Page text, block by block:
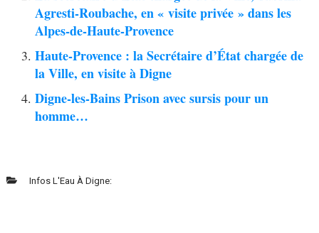
Agresti-Roubache, en « visite privée » dans les
Alpes-de-Haute-Provence
Haute-Provence : la Secrétaire d’État chargée de
la Ville, en visite à Digne
Digne-les-Bains Prison avec sursis pour un
homme…
Infos L'Eau À Digne: